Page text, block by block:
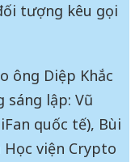
tượng kêu gọi
ông Diệp Khắc
sáng lập: Vũ
quốc tế), Bùi
Học viện Crypto